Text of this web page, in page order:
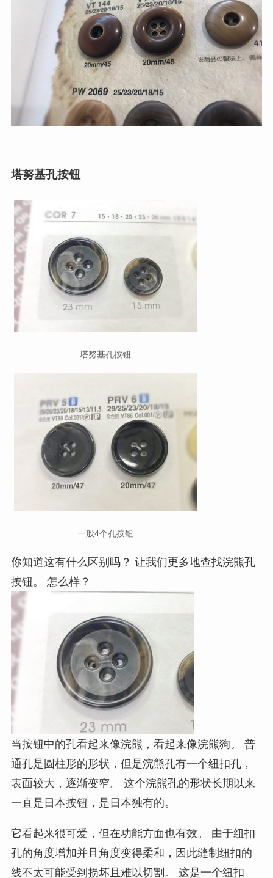
塔努基孔按钮
塔努基孔按钮
一般4个孔按钮
你知道这有什么区别吗？ 让我们更多地查找浣熊孔
按钮。 怎么样？
当按钮中的孔看起来像浣熊，看起来像浣熊狗。 普
通孔是圆柱形的形状，但是浣熊孔有一个纽扣孔，
表面较大，逐渐变窄。 这个浣熊孔的形状长期以来
一直是日本按钮，是日本独有的。
它看起来很可爱，但在功能方面也有效。 由于纽扣
孔的角度增加并且角度变得柔和，因此缝制纽扣的
线不太可能受到损坏且难以切割。 这是一个纽扣